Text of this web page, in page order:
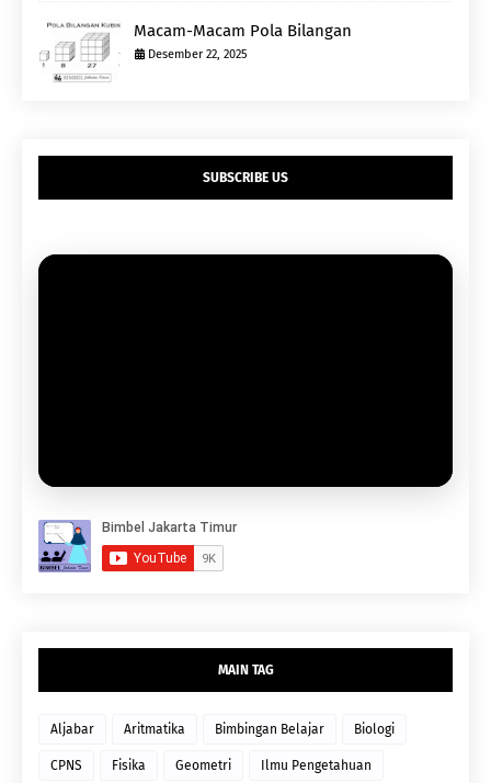
Macam-Macam Pola Bilangan
Desember 22, 2025
SUBSCRIBE US
MAIN TAG
Aljabar Aritmatika Bimbingan Belajar Biologi
CPNS Fisika Geometri Ilmu Pengetahuan